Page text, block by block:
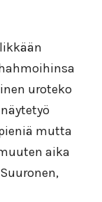
uroteko
mutta
aika